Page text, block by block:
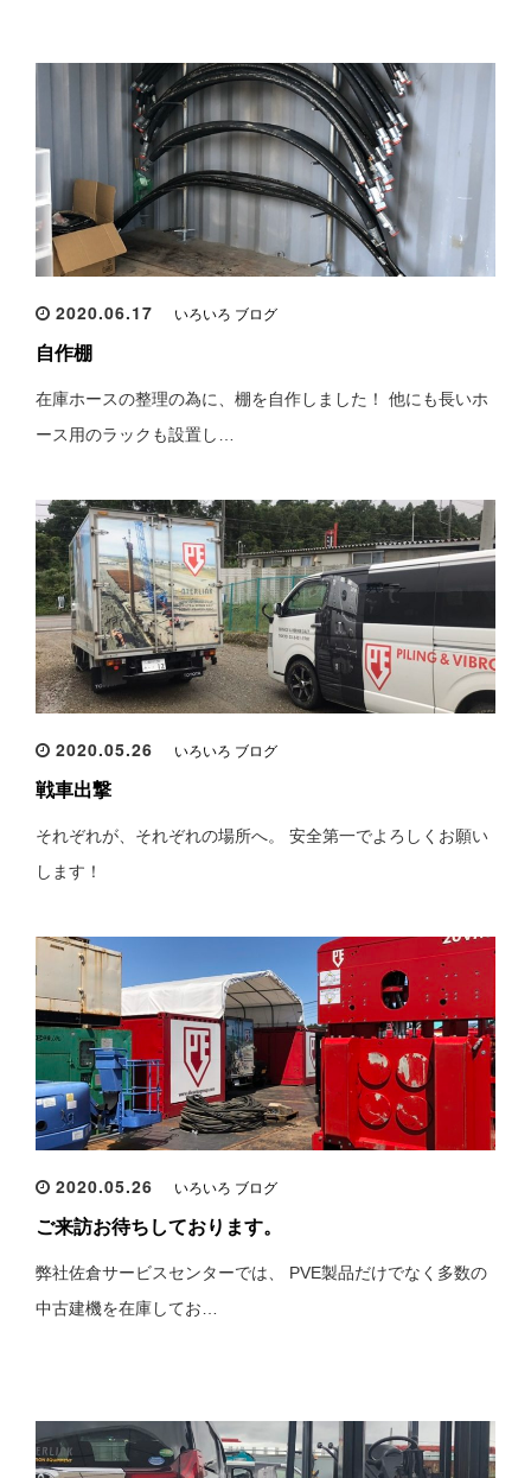
2020.06.17 いろいろ ブログ
自作棚
在庫ホースの整理の為に、棚を自作しました！ 他にも長いホ
ース用のラックも設置し…
2020.05.26 いろいろ ブログ
戦車出撃
それぞれが、それぞれの場所へ。 安全第一でよろしくお願い
します！
2020.05.26 いろいろ ブログ
ご来訪お待ちしております。
弊社佐倉サービスセンターでは、 PVE製品だけでなく多数の
中古建機を在庫してお…